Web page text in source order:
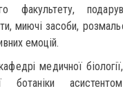
факультету,
миючі засоби,
емоцій.
медичної
ботаніки